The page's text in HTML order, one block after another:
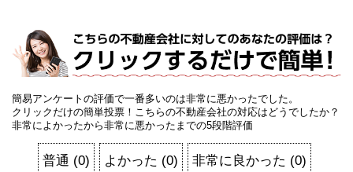
簡易アンケートの評価で一番多いのは非常に悪かったでした。
クリックだけの簡単投票！こちらの不動産会社の対応はどうでしたか？
非常によかったから非常に悪かったまでの5段階評価
普通 (0) よかった (0) 非常に良かった (0)